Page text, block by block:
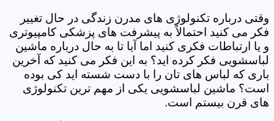
وقتی درباره تکنولوژی های مدرن زندگی در حال تغییر
فکر می کنید احتمالاً به پیشرفت های پزشکی کامپیوتری
و یا ارتباطات فکری کنید اما آیا تا به حال درباره ماشین
لباسشویی فکر کرده اید؟ به این فکر می کنید که آخرین
باری که لباس های تان را با دست شسته اید کی بوده
است؟ ماشین لباسشویی یکی از مهم ترین تکنولوژی
های قرن بیستم است.